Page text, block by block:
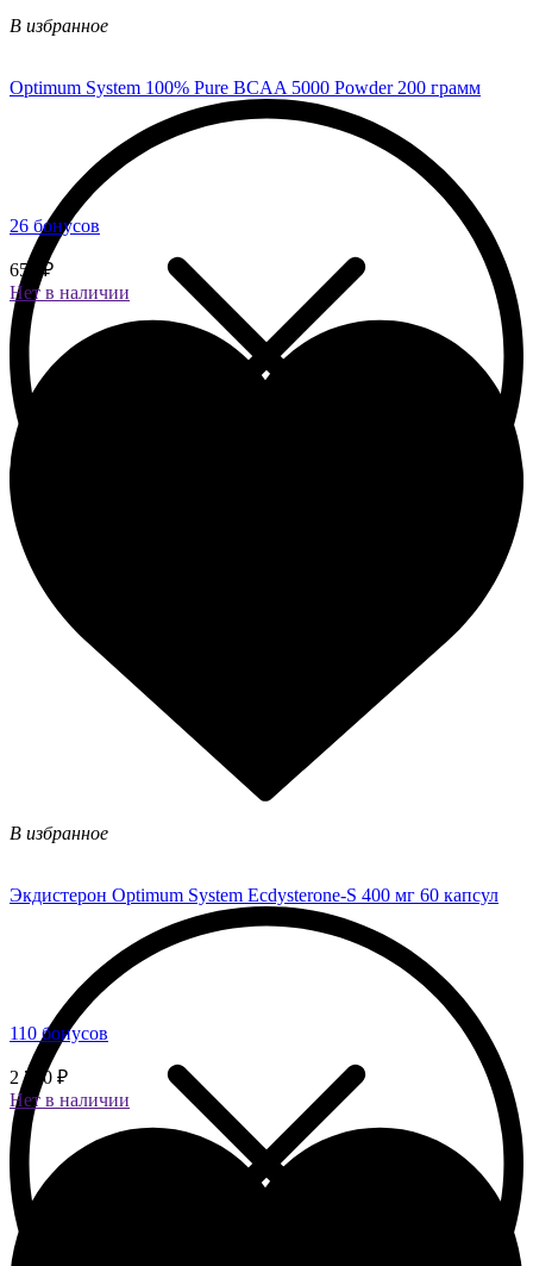
В избранное
Optimum System 100% Pure BCAA 5000 Powder 200 грамм
26 бонусов
650 ₽
Нет в наличии
В избранное
Экдистерон Optimum System Ecdysterone-S 400 мг 60 капсул
110 бонусов
2 750 ₽
Нет в наличии